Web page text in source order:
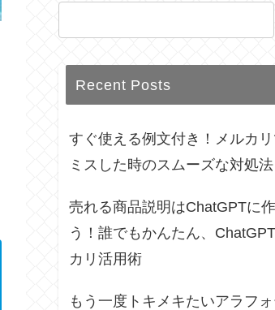
Recent Posts
すぐ使える例文付き！メルカ
ミスした時のスムーズな対処法
売れる商品説明はChatGPTに
う！誰でもかんたん、
カリ活用術
もう一度トキメキたいアラフォ